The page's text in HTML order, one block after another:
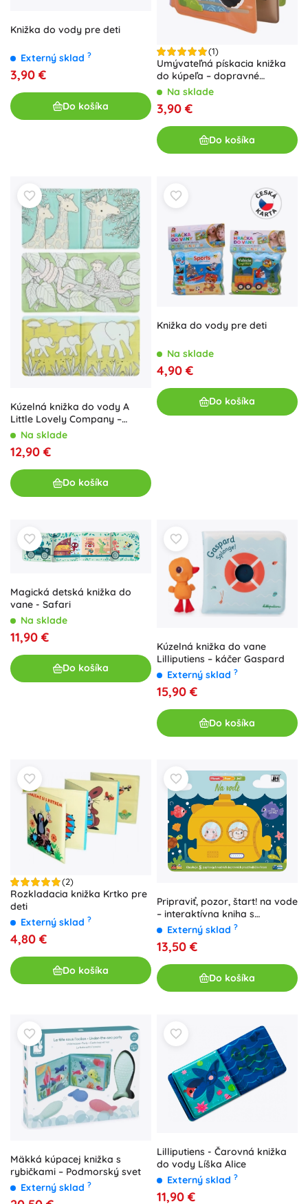
Knižka do vody pre deti
Externý sklad ?
3,90 €
Do košíka
(1)
Umývateľná pískacia knižka
do kúpeľa – dopravné
prostriedky, 10 × 10 cm
Na sklade
3,90 €
Do košíka
Kúzelná knižka do vody A
Little Lovely Company –
Savanna
Na sklade
12,90 €
Do košíka
Knižka do vody pre deti
Na sklade
4,90 €
Do košíka
Magická detská knižka do
vane - Safari
Na sklade
11,90 €
Do košíka
Kúzelná knižka do vane
Lilliputiens – káčer Gaspard
Externý sklad ?
15,90 €
Do košíka
(2)
Rozkladacia knižka Krtko pre
deti
Externý sklad ?
4,80 €
Do košíka
Pripraviť, pozor, štart! na vode
– interaktívna kniha s
vyberateľnými dielikmi
Externý sklad ?
13,50 €
Do košíka
Mäkká kúpacej knižka s
rybičkami – Podmorský svet
Externý sklad ?
Lilliputiens - Čarovná knižka
do vody Líška Alice
Externý sklad ?
11,90 €